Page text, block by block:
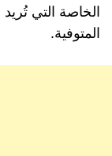
الخاصة التي
المتوفية.